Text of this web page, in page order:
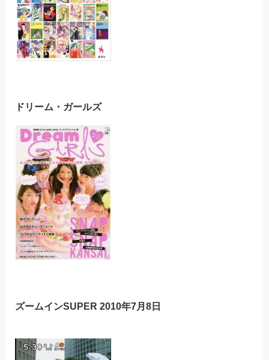
ドリーム・ガールズ
ズームインSUPER 2010年7月8日